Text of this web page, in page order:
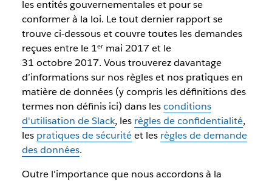
les entités gouvernementales et pour se
conformer à la loi. Le tout dernier rapport se
trouve ci-dessous et couvre toutes les demandes
reçues entre le 1ᵉʳ mai 2017 et le
31 octobre 2017. Vous trouverez davantage
d’informations sur nos règles et nos pratiques en
matière de données (y compris les définitions des
termes non définis ici) dans lesconditions
d'utilisation de Slack, les règles de confidentialité,
les pratiques de sécuritéet les règles de demande
des données.
Outre l'importance que nous accordons à la